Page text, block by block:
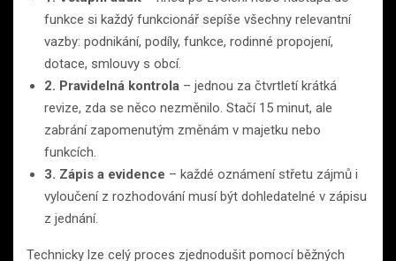
funkce si každý funkcionář sepíše všechny relevantní
vazby: podnikání, podíly, funkce, rodinné propojení,
dotace, smlouvy s obcí.
2. Pravidelná kontrola – jednou za čtvrtletí krátká
revize, zda se něco nezměnilo. Stačí 15 minut, ale
zabrání zapomenutým změnám v majetku nebo
funkcích.
3. Zápis a evidence – každé oznámení střetu zájmů i
vyloučení z rozhodování musí být dohledatelné v zápisu
z jednání.
Technicky lze celý proces zjednodušit pomocí běžných